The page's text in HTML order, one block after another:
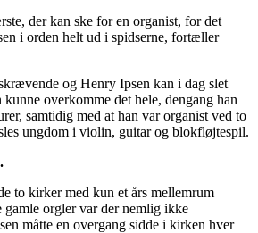
der kan ske for en organist, for det
i orden helt ud i spidserne, fortæller
og Henry Ipsen kan i dag slet
overkomme det hele, dengang han
samtidig med at han var organist ved to
ungdom i violin, guitar og blokfløjtespil.
to kirker med kun et års mellemrum
gamle orgler var der nemlig ikke
måtte en overgang sidde i kirken hver